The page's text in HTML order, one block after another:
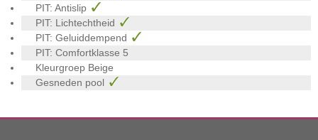
PIT: Antislip
PIT: Lichtechtheid
PIT: Geluiddempend
PIT: Comfortklasse 5
Kleurgroep Beige
Gesneden pool